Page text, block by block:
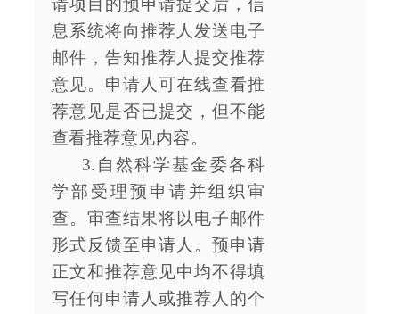
息系统将向推荐人发送电子
邮件，告知推荐人提交推荐
意见。申请人可在线查看推
荐意见是否已提交，但不能
查看推荐意见内容。
3.自然科学基金委各科
学部受理预申请并组织审
查。审查结果将以电子邮件
形式反馈至申请人。预申请
正文和推荐意见中均不得填
写任何申请人或推荐人的个